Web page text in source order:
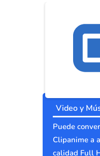
Video y
Puede
Clipanime a
calidad Full